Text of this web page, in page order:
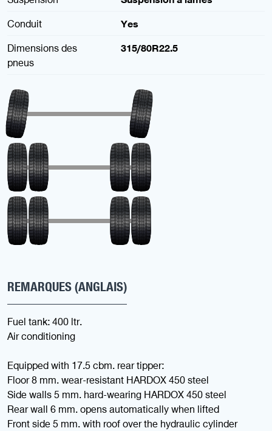
Conduit
Yes
Dimensions des
pneus
315/80R22.5
REMARQUES (ANGLAIS)
Fuel tank: 400 ltr.
Air conditioning
Equipped with 17.5 cbm. rear tipper:
Floor 8 mm. wear-resistant HARDOX 450 steel
Side walls 5 mm. hard-wearing HARDOX 450 steel
Rear wall 6 mm. opens automatically when lifted
Front side 5 mm. with roof over the hydraulic cylinder